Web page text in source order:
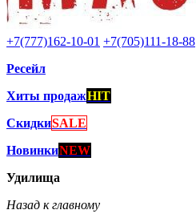
+7(777)162-10-01 +7(705)111-18-88
Ресейл
Хиты продажHIT
СкидкиSALE
НовинкиNEW
Удилища
Назад к главному